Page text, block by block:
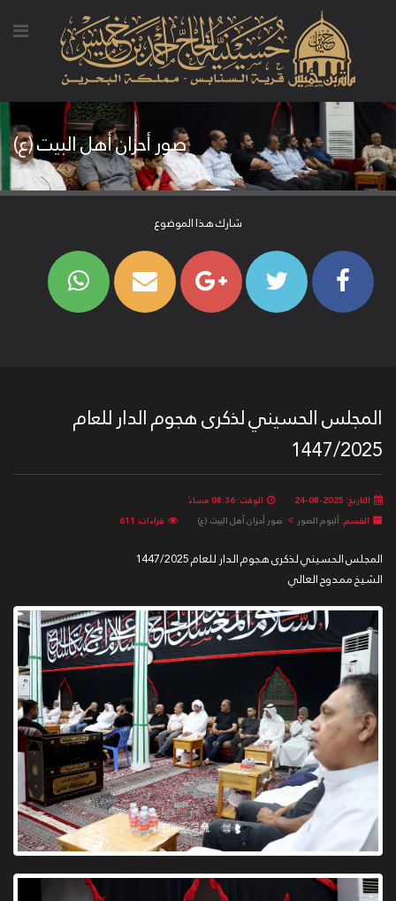
صور أحزان أهل البيت (ع)
شارك هذا الموضوع
المجلس الحسيني لذكرى هجوم الدار للعام
1447/2025
التاريخ: 2025-08-24
الوقت: 08:36 مساءً
القسم: ألبوم الصور صور أحزان أهل البيت (ع) قراءات: 611
المجلس الحسيني لذكرى هجوم الدار للعام 1447/2025
الشيخ ممدوح العالي